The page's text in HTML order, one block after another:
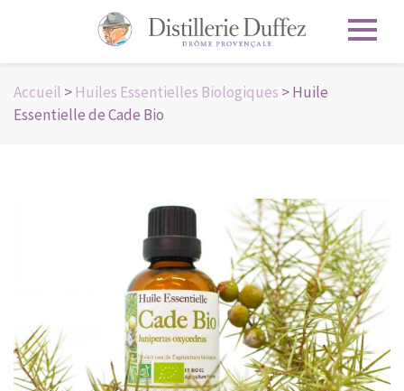
Accueil >Huiles Essentielles Biologiques > Huile
Essentielle de Cade Bio